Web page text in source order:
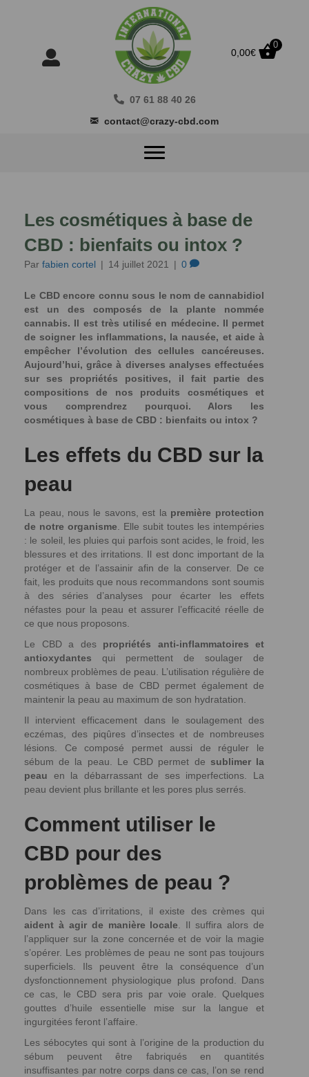
0,00€
0
07 61 88 40 26
contact@crazy-cbd.com
Les cosmétiques à base de
CBD : bienfaits ou intox ?
Par fabien cortel | 14 juillet 2021 | 0
Le CBD encore connu sous le nom de cannabidiol
est un des composés de la plante nommée
cannabis. Il est très utilisé en médecine. Il permet
de soigner les inflammations, la nausée, et aide à
empêcher l’évolution des cellules cancéreuses.
Aujourd’hui, grâce à diverses analyses effectuées
sur ses propriétés positives, il fait partie des
compositions de nos produits cosmétiques et
vous comprendrez pourquoi. Alors les
cosmétiques à base de CBD : bienfaits ou intox ?
Les effets du CBD sur la
peau
La peau, nous le savons, est la première protection
de notre organisme . Elle subit toutes les intempéries
: le soleil, les pluies qui parfois sont acides, le froid, les
blessures et des irritations. Il est donc important de la
protéger et de l’assainir afin de la conserver. De ce
fait, les produits que nous recommandons sont soumis
à des séries d’analyses pour écarter les effets
néfastes pour la peau et assurer l’efficacité réelle de
ce que nous proposons.
Le CBD a des propriétés anti-inflammatoires et
antioxydantes qui permettent de soulager de
nombreux problèmes de peau. L’utilisation régulière de
cosmétiques à base de CBD permet également de
maintenir la peau au maximum de son hydratation.
Il intervient efficacement dans le soulagement des
eczémas, des piqûres d’insectes et de nombreuses
lésions. Ce composé permet aussi de réguler le
sébum de la peau. Le CBD permet de sublimer la
peau en la débarrassant de ses imperfections. La
peau devient plus brillante et les pores plus serrés.
Comment utiliser le
CBD pour des
problèmes de peau ?
Dans les cas d’irritations, il existe des crèmes qui
aident à agir de manière locale . Il suffira alors de
l’appliquer sur la zone concernée et de voir la magie
s’opérer. Les problèmes de peau ne sont pas toujours
superficiels. Ils peuvent être la conséquence d’un
dysfonctionnement physiologique plus profond. Dans
ce cas, le CBD sera pris par voie orale. Quelques
gouttes d’huile essentielle mise sur la langue et
ingurgitées feront l’affaire.
Les sébocytes qui sont à l’origine de la production du
sébum peuvent être fabriqués en quantités
insuffisantes par notre corps dans ce cas, l’on se rend